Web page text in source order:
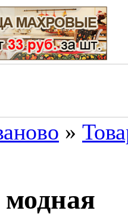
»
модная